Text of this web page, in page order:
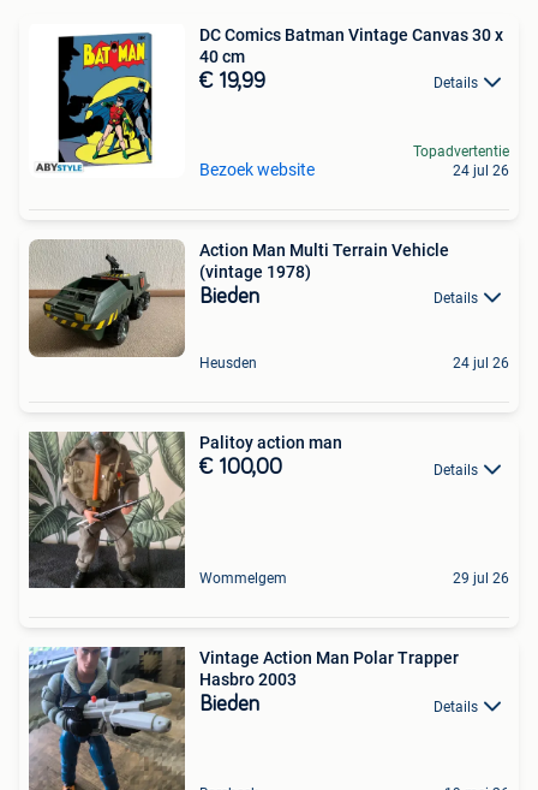
DC Comics Batman Vintage Canvas 30 x
40 cm
€ 19,99 Details
Bezoek website
Topadvertentie
24 jul 26
Action Man Multi Terrain Vehicle
(vintage 1978)
Bieden Details
Heusden 24 jul 26
Palitoy action man
€ 100,00 Details
Wommelgem 29 jul 26
Vintage Action Man Polar Trapper
Hasbro 2003
Bieden Details